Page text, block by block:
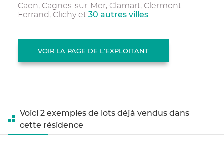
Caen, Cagnes-sur-Mer, Clamart, Clermont-
Ferrand, Clichy et 30 autres villes
VOIR LA PAGE DE L'EXPLOITANT
Voici 2 exemples de lots déjà vendus dans
cette résidence